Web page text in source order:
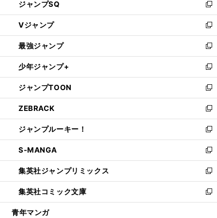
い
ウ
ィ
ン
ド
ウ
で
開
く
ジャンプSQ
新
し
い
ウ
ィ
ン
ド
ウ
で
開
く
Vジャンプ
新
し
い
ウ
ィ
ン
ド
ウ
で
開
く
最強ジャンプ
新
し
い
ウ
ィ
ン
ド
ウ
で
開
く
少年ジャンプ+
新
し
い
ウ
ィ
ン
ド
ウ
で
開
く
ジャンプTOON
新
し
い
ウ
ィ
ン
ド
ウ
で
開
く
ZEBRACK
新
し
い
ウ
ィ
ン
ド
ウ
で
開
ジャンプルーキー！
新
し
い
ウ
ィ
ン
ド
ウ
S-MANGA
新
し
い
ウ
ィ
ン
集英社ジャンプリミックス
新
し
い
ウ
集英社コミック文庫
新
し
青年マンガ